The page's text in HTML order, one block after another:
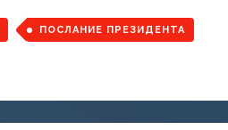
ПОСЛАНИЕ ПРЕЗИДЕНТА